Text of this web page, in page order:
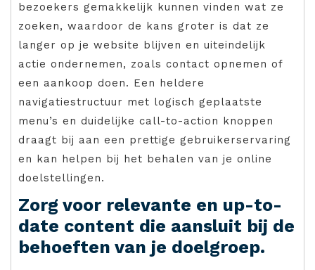
bezoekers gemakkelijk kunnen vinden wat ze
zoeken, waardoor de kans groter is dat ze
langer op je website blijven en uiteindelijk
actie ondernemen, zoals contact opnemen of
een aankoop doen. Een heldere
navigatiestructuur met logisch geplaatste
menu’s en duidelijke call-to-action knoppen
draagt bij aan een prettige gebruikerservaring
en kan helpen bij het behalen van je online
doelstellingen.
Zorg voor relevante en up-to-
date content die aansluit bij de
behoeften van je doelgroep.